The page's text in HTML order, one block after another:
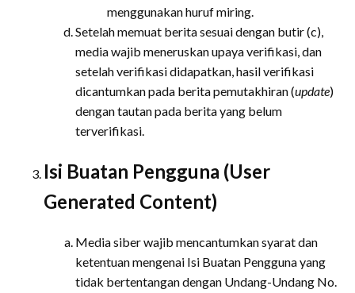
menggunakan huruf miring.
Setelah memuat berita sesuai dengan butir (c),
media wajib meneruskan upaya verifikasi, dan
setelah verifikasi didapatkan, hasil verifikasi
dicantumkan pada berita pemutakhiran (update)
dengan tautan pada berita yang belum
terverifikasi.
Isi Buatan Pengguna (User
Generated Content)
Media siber wajib mencantumkan syarat dan
ketentuan mengenai Isi Buatan Pengguna yang
tidak bertentangan dengan Undang-Undang No.